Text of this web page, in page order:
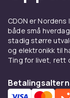
CDON er
både små
stadig større
og elektronikk til
Ting for livet, rett